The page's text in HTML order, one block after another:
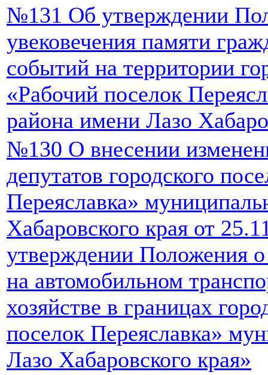
№131 Об утверждении
увековечения памяти
событий на территории
«Рабочий поселок
района имени Лазо
№130 О внесении
депутатов городского
Переяславка»
Хабаровского края от
утверждении Положения
на автомобильном
хозяйстве в границах
поселок Переяславка»
Лазо Хабаровского края»